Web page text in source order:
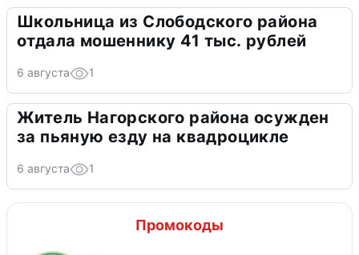
Школьница из Слободского района
отдала мошеннику 41 тыс. рублей
6 августа 1
Житель Нагорского района осужден
за пьяную езду на квадроцикле
6 августа 1
Промокоды